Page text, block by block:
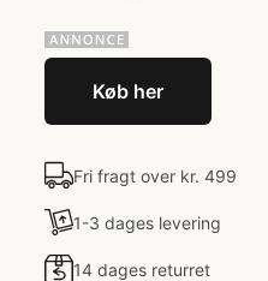
Køb her
Fri fragt over kr. 499
1-3 dages levering
14 dages returret